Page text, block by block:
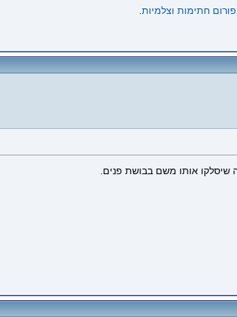
חתימות וצלמיות.
שיסלקו אותו משם בבושת פנים.